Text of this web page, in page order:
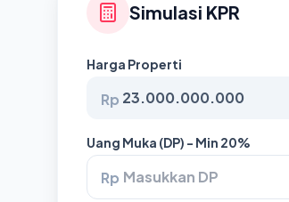
Simulasi KPR
Harga Properti
Rp
Uang Muka (DP) - Min 20%
Rp